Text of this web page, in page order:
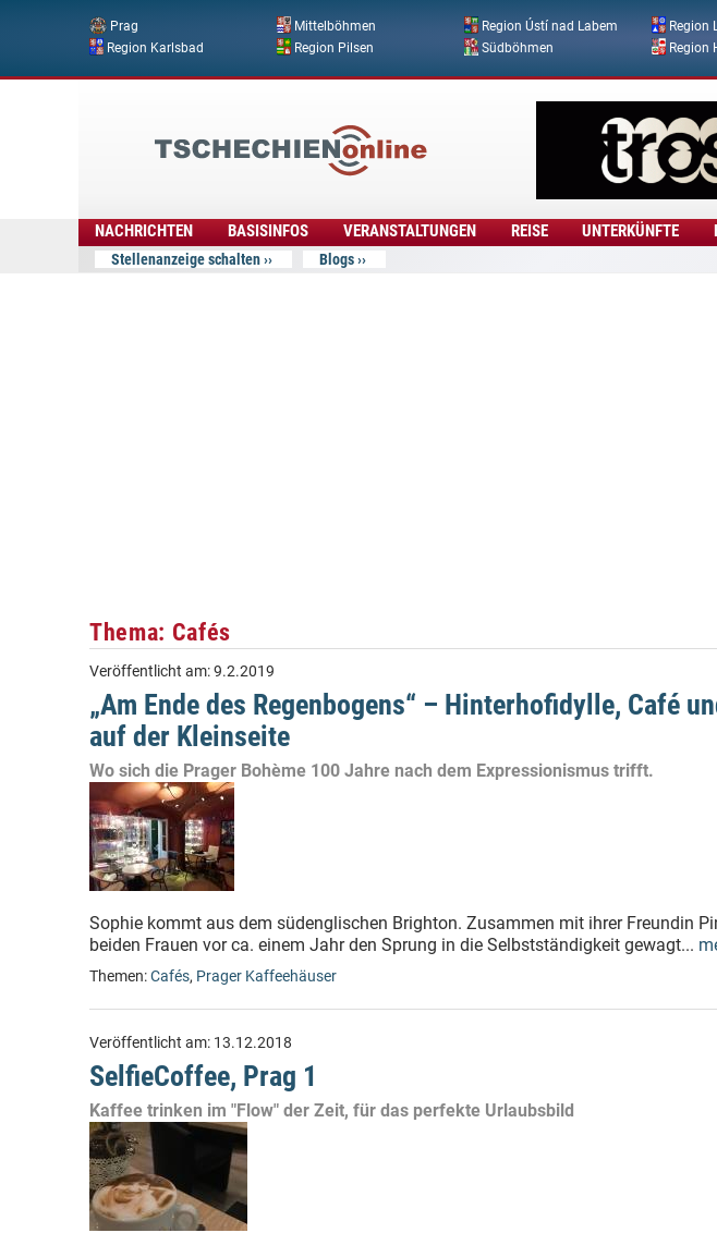
Direkt zum
Prag Mittelböhmen Region Ústí nad Labem Region
Region Karlsbad
Region Pilsen Südböhmen Region
Online
NACHRICHTEN BASISINFOS VERANSTALTUNGEN REISE UNTERKÜNFTE
Stellenanzeige schalten Blogs
Thema: Cafés
Veröffentlicht am:9.2.2019
„Am Ende des Regenbogens“ – Hinterhofidylle, Café
auf der Kleinseite
Wo sich die Prager Bohème 100 Jahre nach dem Expressionismus trifft.
Sophie kommt aus dem südenglischen Brighton. Zusammen mit ihrer Freundin
beiden Frauen vor ca. einem Jahr den Sprung in die Selbstständigkeit gewagt...
Themen:Cafés, Prager Kaffeehäuser
Veröffentlicht am: 13.12.2018
SelfieCoffee, Prag 1
Kaffee trinken im "Flow" der Zeit, für das perfekte Urlaubsbild